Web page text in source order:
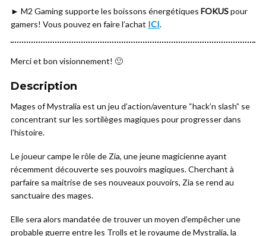
► M2 Gaming supporte les boissons énergétiques FOKUSpour
gamers! Vous pouvez en faire l’achat ICI.
Merci et bon visionnement! 🙂
Description
Mages of Mystralia est un jeu d’action/aventure “hack’n slash” se
concentrant sur les sortilèges magiques pour progresser dans
l’histoire.
Le joueur campe le rôle de Zia, une jeune magicienne ayant
récemment découverte ses pouvoirs magiques. Cherchant à
parfaire sa maitrise de ses nouveaux pouvoirs, Zia se rend au
sanctuaire des mages.
Elle sera alors mandatée de trouver un moyen d’empêcher une
probable guerre entre les Trolls et le royaume de Mystralia, la